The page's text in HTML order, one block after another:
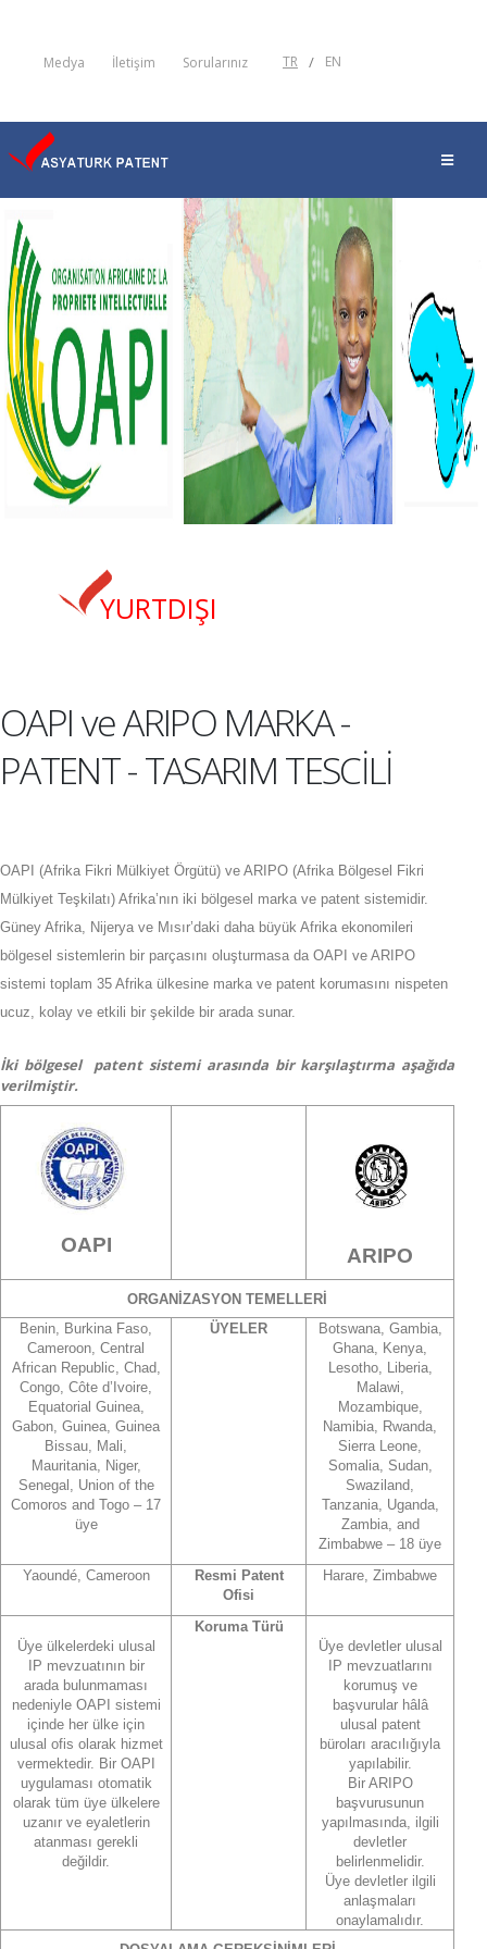
Medya İletişim Sorularınız TR / EN
YURTDIŞI
OAPI ve ARIPO MARKA -
PATENT - TASARIM TESCİLİ
OAPI (Afrika Fikri Mülkiyet Örgütü) ve ARIPO (Afrika Bölgesel Fikri
Mülkiyet Teşkilatı) Afrika’nın iki bölgesel marka ve patent sistemidir.
Güney Afrika, Nijerya ve Mısır’daki daha büyük Afrika ekonomileri
bölgesel sistemlerin bir parçasını oluşturmasa da OAPI ve ARIPO
sistemi toplam 35 Afrika ülkesine marka ve patent korumasını nispeten
ucuz, kolay ve etkili bir şekilde bir arada sunar.
İki bölgesel patent sistemi arasında bir karşılaştırma aşağıda
verilmiştir.
OAPI ARIPO
ORGANİZASYON TEMELLERİ
Benin, Burkina Faso,
Cameroon, Central
African Republic, Chad,
Congo, Côte d’Ivoire,
Equatorial Guinea,
Gabon, Guinea, Guinea
Bissau, Mali,
Mauritania, Niger,
Senegal, Union of the
Comoros and Togo – 17
üye
ÜYELER
Botswana, Gambia,
Ghana, Kenya,
Lesotho, Liberia,
Malawi,
Mozambique,
Namibia, Rwanda,
Sierra Leone,
Somalia, Sudan,
Swaziland,
Tanzania, Uganda,
Zambia, and
Zimbabwe – 18 üye
Yaoundé, Cameroon
Resmi Patent
Ofisi
Harare, Zimbabwe
Üye ülkelerdeki ulusal
IP mevzuatının bir
arada bulunmaması
nedeniyle OAPI sistemi
içinde her ülke için
ulusal ofis olarak hizmet
vermektedir. Bir OAPI
uygulaması otomatik
olarak tüm üye ülkelere
uzanır ve eyaletlerin
atanması gerekli
değildir.
Koruma Türü
Üye devletler ulusal
IP mevzuatlarını
korumuş ve
başvurular hâlâ
ulusal patent
büroları aracılığıyla
yapılabilir.
Bir ARIPO
başvurusunun
yapılmasında, ilgili
devletler
belirlenmelidir.
Üye devletler ilgili
anlaşmaları
onaylamalıdır.